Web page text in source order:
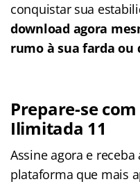
conquistar sua
download agora
rumo à sua farda
Prepare-se
Ilimitada 11
Assine agora e receba
plataforma que mais